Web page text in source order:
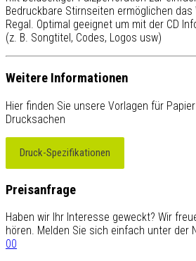
Bedruckbare Stirnseiten ermöglichen das
Regal. Optimal geeignet um mit der CD
(z. B. Songtitel, Codes, Logos usw)
Weitere Informationen
Hier finden Sie unsere Vorlagen für
Drucksachen
Druck-Spezifikationen
Preisanfrage
Haben wir Ihr Interesse geweckt? Wir
hören. Melden Sie sich einfach unter der
00